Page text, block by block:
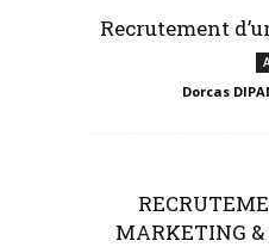
Recrutement
Dorcas
MARKETING